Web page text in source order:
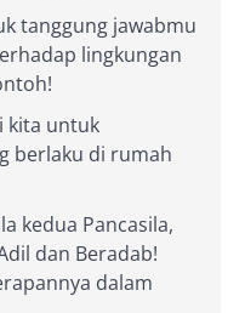
tanggung jawabmu
lingkungan
kita untuk
berlaku di rumah
kedua Pancasila,
dan Beradab!
dalam